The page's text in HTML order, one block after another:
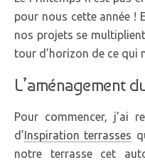
pour nous cette année !
nos projets se
tour d’horizon de ce qui
L’aménagement
Pour commencer, j’ai
d’Inspiration terrasses
notre terrasse cet